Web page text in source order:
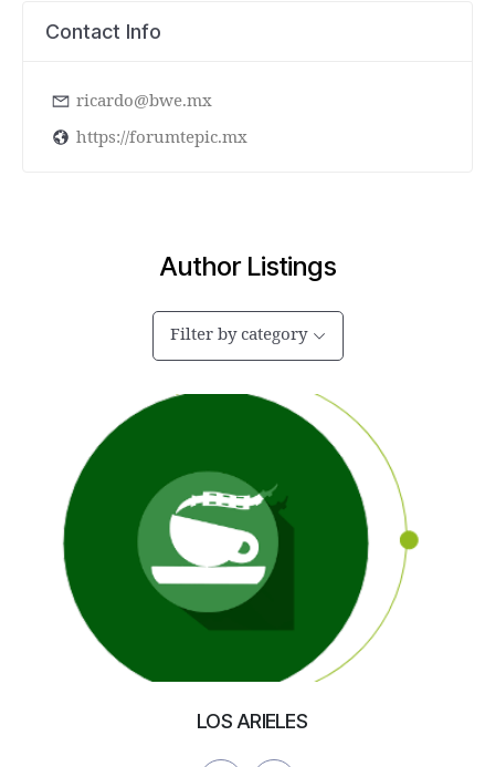
Contact Info
ricardo@bwe.mx
https://forumtepic.mx
Author Listings
Filter by category
LOS ARIELES